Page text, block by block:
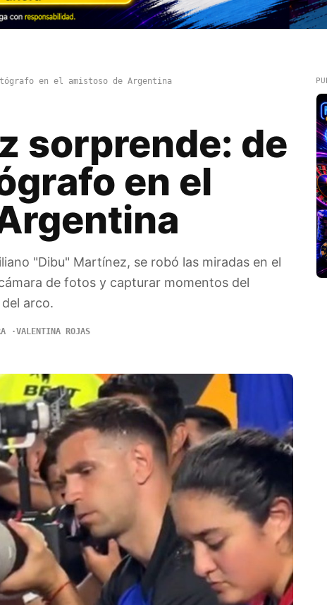
en el amistoso de Argentina
sorprende: de
en el
"Dibu" Martínez, se robó las miradas en el
de fotos y capturar momentos del
arco.
VALENTINA ROJAS